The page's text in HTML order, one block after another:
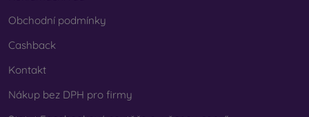
Obchodní podmínky
Cashback
Kontakt
Nákup bez DPH pro firmy